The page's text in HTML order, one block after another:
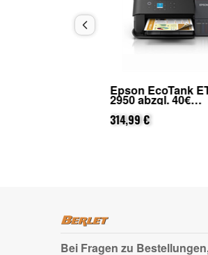
Epson EcoTank ET-
2950 abzgl. 40€
Cashback (von Epson
nach Registrierung)
314,99 €
Bei Fragen zu